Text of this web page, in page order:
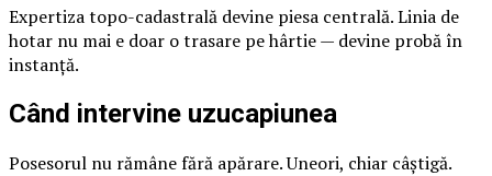
Expertiza topo-cadastrală devine piesa centrală. Linia de
hotar nu mai e doar o trasare pe hârtie — devine probă în
instanță.
Când intervine uzucapiunea
Posesorul nu rămâne fără apărare. Uneori, chiar câștigă.